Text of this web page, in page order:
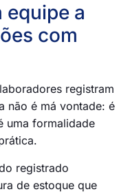
a
com
registram
não é má vontade: é
uma formalidade
registrado
de estoque que